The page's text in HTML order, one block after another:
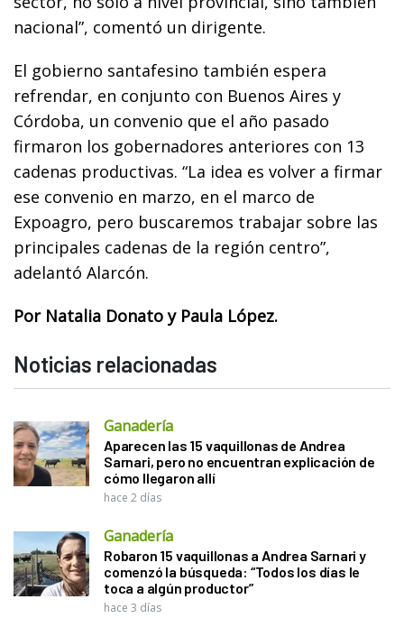
nacional”, comentó un dirigente.
El gobierno santafesino también espera
refrendar, en conjunto con Buenos Aires y
Córdoba, un convenio que el año pasado
firmaron los gobernadores anteriores con 13
cadenas productivas. “La idea es volver a firmar
ese convenio en marzo, en el marco de
Expoagro, pero buscaremos trabajar sobre las
principales cadenas de la región centro”,
adelantó Alarcón.
Por Natalia Donato y Paula López.
Noticias relacionadas
Ganadería
Aparecen las 15 vaquillonas de Andrea
Sarnari, pero no encuentran explicación de
cómo llegaron allí
hace 2 días
Ganadería
Robaron 15 vaquillonas a Andrea Sarnari y
comenzó la búsqueda: “Todos los días le
toca a algún productor”
hace 3 días